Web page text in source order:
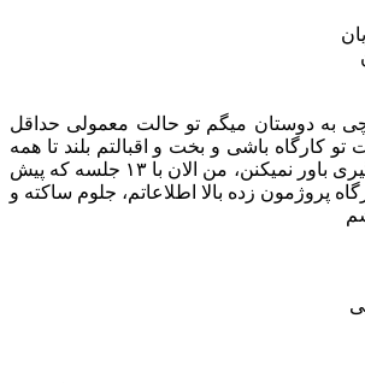
به دوستان میگم تو حالت معمولی حداقل
تو کارگاه باشی و بخت و اقبالتم بلند تا همه
مباحث دوره رو یاد بگیری باور نمیکنن، من الان با ۱۳ جلسه که پیش
پروژمون زده بالا اطلاعاتم، جلوم ساکته و